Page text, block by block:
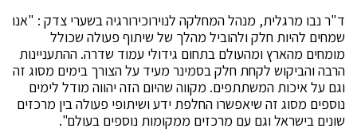
ד"ר נבו מרגלית, מנהל המחלקה לנוירוכירורגיה בשערי צדק : "אנו
שמחים להיות חלק ולהוביל מהלך של שיתוף פעולה שכולל
מומחים מהארץ ומהעולם בתחום גידולי עמוד שדרה. ההתעניינות
הרבה והביקוש לקחת חלק בסמינר מעיד על הצורך בימים מסוג זה
וגם על איכות המשתתפים. מקווה שהיום הזה יהווה מודל לימים
נוספים מסוג זה שיאפשרו החלפת ידע ושיתופי פעולה בין מרכזים
שונים בישראל וגם עם מרכזים ממקומות נוספים בעולם".